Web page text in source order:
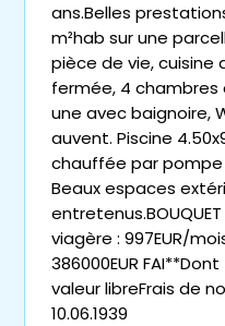
ans.Belles
m²hab sur une
pièce de vie,
fermée, 4 chambres
une avec baignoire,
auvent. Piscine
chauffée par
Beaux espaces
viagère : 997EUR/
386000EUR
valeur libreFrais de
10.06.1939